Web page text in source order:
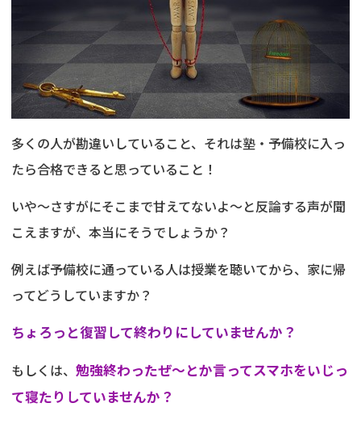
多くの人が勘違いしていること、それは塾・予備校に入っ
たら合格できると思っていること！
いや～さすがにそこまで甘えてないよ～と反論する声が聞
こえますが、本当にそうでしょうか？
例えば予備校に通っている人は授業を聴いてから、家に帰
ってどうしていますか？
ちょろっと復習して終わりにしていませんか？
もしくは、 勉強終わったぜ～とか言ってスマホをいじっ
て寝たりしていませんか？